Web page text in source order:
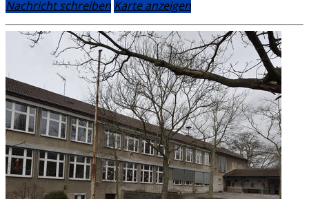
Nachricht schreiben Karte anzeigen